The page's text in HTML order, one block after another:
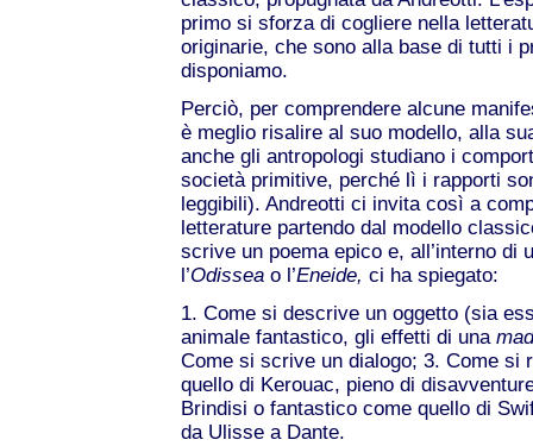
primo si sforza di cogliere nella
originarie, che sono alla base di tutti i
disponiamo.
Perciò, per comprendere alcune
è meglio risalire al suo modello, alla
anche gli antropologi studiano i
società primitive, perché lì i rapporti
leggibili). Andreotti ci invita così a
letterature partendo dal modello
scrive un poema epico e, all’interno di
l’Odissea o l’Eneide, ci ha spiegato:
1. Come si descrive un oggetto (sia
animale fantastico, gli effetti di una
Come si scrive un dialogo; 3. Come si
quello di Kerouac, pieno di
Brindisi o fantastico come quello di
da Ulisse a Dante. ​